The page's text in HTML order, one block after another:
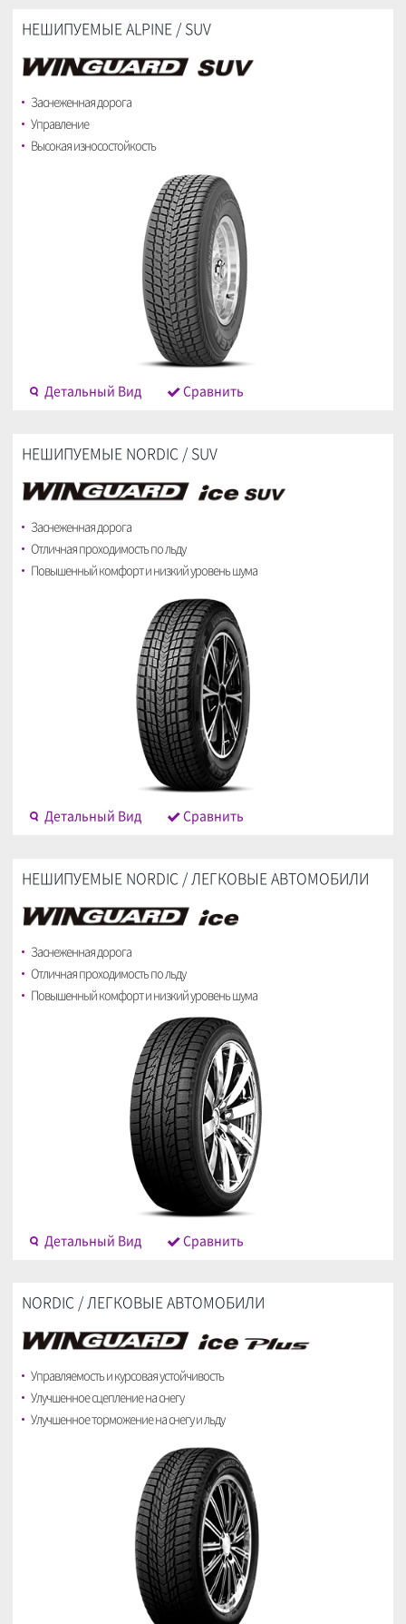
НЕШИПУЕМЫЕ ALPINE / SUV
Заснеженная дорога
Управление
Высокая износостойкость
Детальный Bид Cравнить
НЕШИПУЕМЫЕ NORDIC / SUV
Заснеженная дорога
Отличная проходимость по льду
Повышенный комфорт и низкий уровень шума
Детальный Bид Cравнить
НЕШИПУЕМЫЕ NORDIC / ЛЕГКОВЫЕ АВТОМОБИЛИ
Заснеженная дорога
Отличная проходимость по льду
Повышенный комфорт и низкий уровень шума
Детальный Bид Cравнить
NORDIC / ЛЕГКОВЫЕ АВТОМОБИЛИ
Управляемость и курсовая устойчивость
Улучшенное сцепление на снегу
Улучшенное торможение на снегу и льду